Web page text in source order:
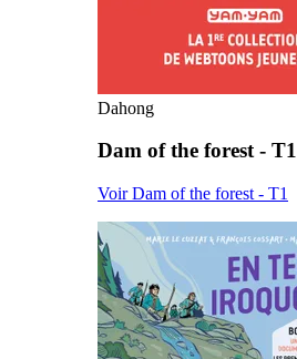
Dahong
Dam of the forest - T1
Voir Dam of the forest - T1